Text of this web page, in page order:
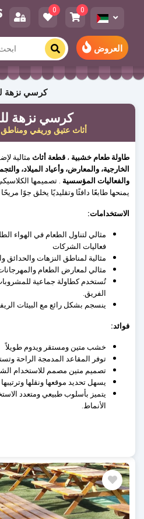
0 0
العروض
كرسي نزهة
كرسي نزهة
أثاث عتيق وريفي
طاولة طعام خشبية ، قطعة أثاث مثالية
الخارجية، والمعارض، وأعياد الميلاد،
والفعاليات المؤسسية . تصميمها
يمنحها طابعًا دافئًا وتقليديًا يخلق جوًا مريحًا
الاستخدامات:
مثالي لتناول الطعام في الهواء
فعاليات الشركات
مثالية لمناطق النزهات والحدائق
مثالي لمعارض الطعام
تُستخدم كطاولة جماعية
الفريق.
ينسجم بشكل رائع مع البيئات
فوائد:
خشب متين ومستقر ويدوم طويلاً
توفر المقاعد المدمجة الراحة
تصميم متين مصمم للاستخدام
يسهل تحديد موقعها ونقلها
يتميز بأسلوب طبيعي ومتعدد
الأنماط.